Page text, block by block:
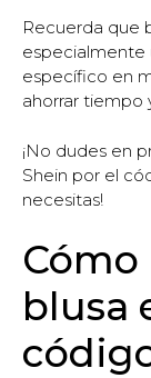
Recuerda que
especialmente
específico en
ahorrar tiempo
¡No dudes en
Shein por el
necesitas!
Cómo
blusa